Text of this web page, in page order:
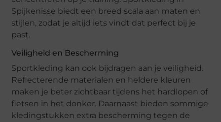
Spijkenisse biedt een breed scala aan maten en
stijlen, zodat je altijd iets vindt dat perfect bij je
past.
Veiligheid en Bescherming
Sportkleding kan ook bijdragen aan je veiligheid.
Reflecterende materialen en heldere kleuren
maken je beter zichtbaar tijdens het hardlopen of
fietsen in het donker. Daarnaast bieden sommige
kledingstukken extra bescherming tegen de